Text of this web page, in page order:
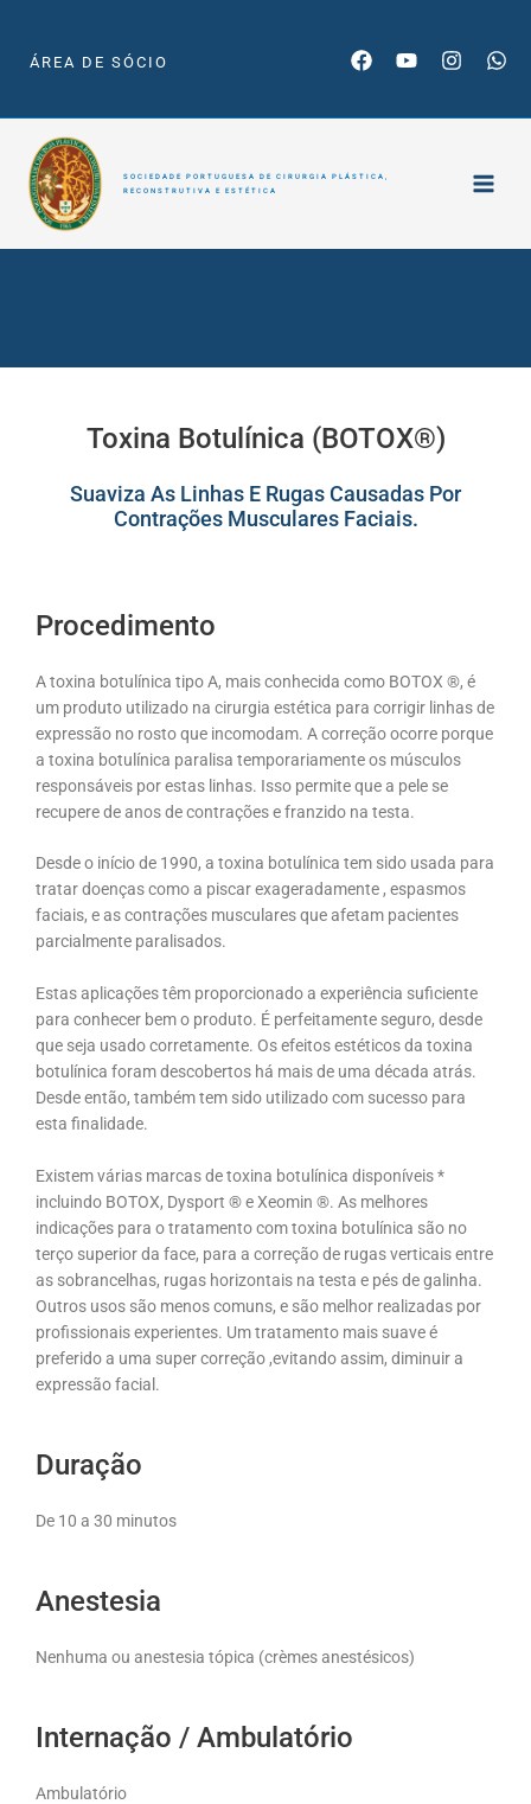
contentÁREA DE SÓCIO
SOCIEDADE PORTUGUESA DE CIRURGIA PLÁSTICA,
RECONSTRUTIVA E ESTÉTICA
(BOTOX®)
Toxina Botulínica (BOTOX®)
Suaviza As Linhas E Rugas Causadas Por
Contrações Musculares Faciais.
Procedimento
A toxina botulínica tipo A, mais conhecida como BOTOX ®, é
um produto utilizado na cirurgia estética para corrigir linhas de
expressão no rosto que incomodam. A correção ocorre porque
a toxina botulínica paralisa temporariamente os músculos
responsáveis por estas linhas. Isso permite que a pele se
recupere de anos de contrações e franzido na testa.
Desde o início de 1990, a toxina botulínica tem sido usada para
tratar doenças como a piscar exageradamente , espasmos
faciais, e as contrações musculares que afetam pacientes
parcialmente paralisados.
Estas aplicações têm proporcionado a experiência suficiente
para conhecer bem o produto. É perfeitamente seguro, desde
que seja usado corretamente. Os efeitos estéticos da toxina
botulínica foram descobertos há mais de uma década atrás.
Desde então, também tem sido utilizado com sucesso para
esta finalidade.
Existem várias marcas de toxina botulínica disponíveis *
incluindo BOTOX, Dysport ® e Xeomin ®. As melhores
indicações para o tratamento com toxina botulínica são no
terço superior da face, para a correção de rugas verticais entre
as sobrancelhas, rugas horizontais na testa e pés de galinha.
Outros usos são menos comuns, e são melhor realizadas por
profissionais experientes. Um tratamento mais suave é
preferido a uma super correção ,evitando assim, diminuir a
expressão facial.
Duração
De 10 a 30 minutos
Anestesia
Nenhuma ou anestesia tópica (crèmes anestésicos)
Internação / Ambulatório
Ambulatório